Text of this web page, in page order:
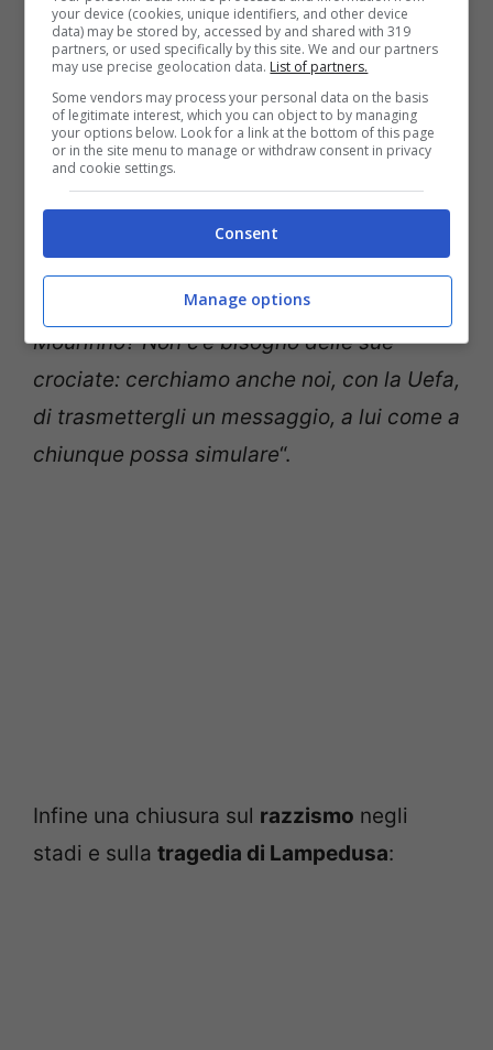
ai ragazzi bisogna ricordarlo sempre. Il
Milan ha deciso di non presentare ricorso e
questo l’ho apprezzato molto, lo stesso
fece la Roma non convocando Osvaldo
l’anno scorso – ha inoltre evidenziato
Prandelli – Direi che i club si stanno
cosa, per me conta molto. Le parole di
Mourinho? Non c’è bisogno delle sue
crociate: cerchiamo anche noi, con la Uefa,
di trasmettergli un messaggio, a lui come a
chiunque possa simulare“.
Infine una chiusura sul razzismo negli
stadi e sulla tragedia di Lampedusa:
your device (cookies, unique identifiers, and other device
data) may be stored by, accessed by and shared with 319
partners, or used specifically by this site. We and our partners
may use precise geolocation data. List of partners.
Some vendors may process your personal data on the basis
of legitimate interest, which you can object to by managing
your options below. Look for a link at the bottom of this page
or in the site menu to manage or withdraw consent in privacy
and cookie settings.
Consent
Manage options